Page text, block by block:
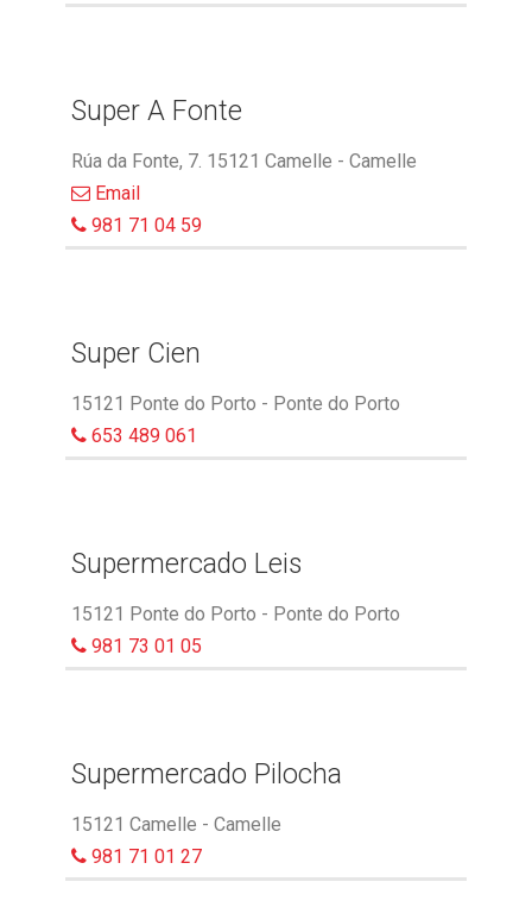
Super A Fonte
Rúa da Fonte, 7. 15121 Camelle - Camelle
Email
981 71 04 59
Super Cien
15121 Ponte do Porto - Ponte do Porto
653 489 061
Supermercado Leis
15121 Ponte do Porto - Ponte do Porto
981 73 01 05
Supermercado Pilocha
15121 Camelle - Camelle
981 71 01 27